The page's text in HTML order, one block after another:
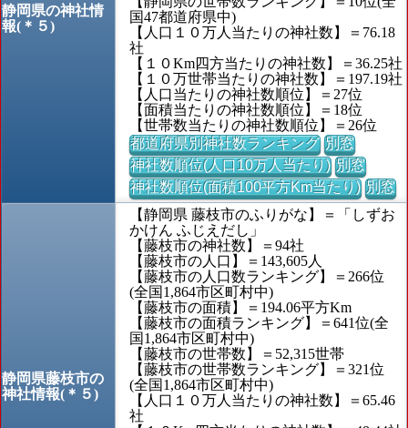
静岡県の神社情
報(＊５)
国47都道府県中)
【人口１０万人当たりの神社数】＝76.18
社
【１０Km四方当たりの神社数】＝36.25社
【１０万世帯当たりの神社数】＝197.19社
【人口当たりの神社数順位】＝27位
【面積当たりの神社数順位】＝18位
【世帯数当たりの神社数順位】＝26位
都道府県別神社数ランキング 別窓
神社数順位(人口10万人当たり) 別窓
神社数順位(面積100平方Km当たり) 別窓
静岡県藤枝市の
神社情報(＊５)
【静岡県 藤枝市のふりがな】＝「しずお
かけん ふじえだし」
【藤枝市の神社数】＝94社
【藤枝市の人口】＝143,605人
【藤枝市の人口数ランキング】＝266位
(全国1,864市区町村中)
【藤枝市の面積】＝194.06平方Km
【藤枝市の面積ランキング】＝641位(全
国1,864市区町村中)
【藤枝市の世帯数】＝52,315世帯
【藤枝市の世帯数ランキング】＝321位
(全国1,864市区町村中)
【人口１０万人当たりの神社数】＝65.46
社